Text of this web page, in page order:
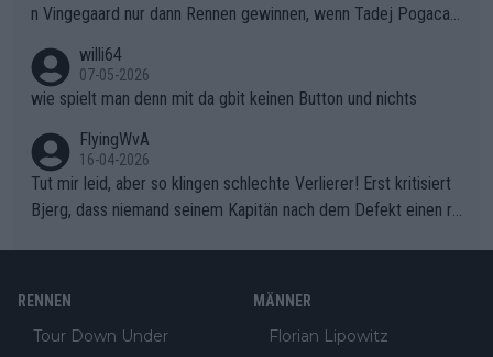
n Vingegaard nur dann Rennen gewinnen, wenn Tadej Pogacar
willi64
07-05-2026
wie spielt man denn mit da gbit keinen Button und nichts
FlyingWvA
16-04-2026
Tut mir leid, aber so klingen schlechte Verlierer! Erst kritisiert
Bjerg, dass niemand seinem Kapitän nach dem Defekt einen ro
ter mit einem platten Reifen ins Velodrome einfuhr. Schlechter
Defekt anschaut - wer andern eine Grube gräbt, fällt selbst hin
RENNEN
Tour Down Under
MÄNNER
Florian Lipowitz